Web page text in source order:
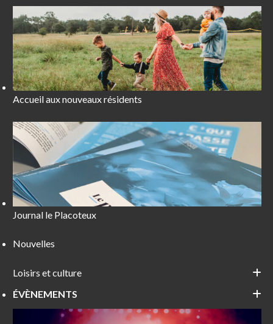
Accueil aux nouveaux résidents
Journal le Placoteux
Nouvelles
Loisirs et culture
ÉVÈNEMENTS